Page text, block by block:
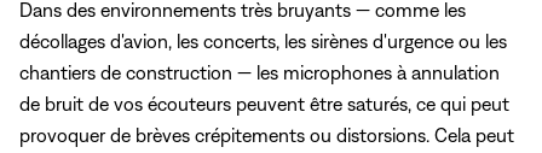
Dans des environnements très bruyants — comme les
décollages d'avion, les concerts, les sirènes d'urgence ou les
chantiers de construction — les microphones à annulation
de bruit de vos écouteurs peuvent être saturés, ce qui peut
provoquer de brèves crépitements ou distorsions. Cela peut